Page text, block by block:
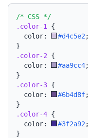
/* CSS */
.color-1
{
  color:
#d4c5e2 ;
}
.color-2 {
  color:
#aa9cc4;
}
.color-3 {
  color:
#6b4d8f;
}
.color-4 {
  color:
#3f2a92 ;
}